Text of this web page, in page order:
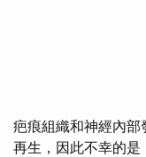
疤痕組織和神經內
再生，因此不幸的